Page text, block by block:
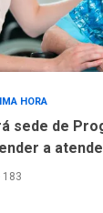
HORA
sede de
a
183